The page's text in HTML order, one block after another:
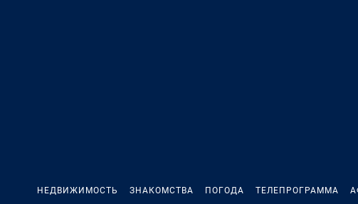
НЕДВИЖИМОСТЬ ЗНАКОМСТВА ПОГОДА ТЕЛЕПРОГРАММА